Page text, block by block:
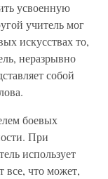
усвоенную
учитель мог
искусствах то,
неразрывно
собой
боевых
При
использует
все, что может,